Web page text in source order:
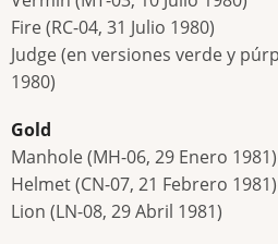
Fire (RC-04, 31 Julio 1980)
Judge (en versiones verde y
1980)
Gold
Manhole (MH-06, 29 Enero 1981)
Helmet (CN-07, 21 Febrero 1981)
Lion (LN-08, 29 Abril 1981)